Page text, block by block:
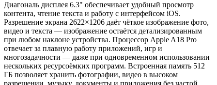
Диагональ дисплея 6.3" обеспечивает удобный просмотр
контента, чтение текста и работу с интерфейсом iOS.
Разрешение экрана 2622×1206 даёт чёткое изображение фото,
видео и текста — изображение остаётся детализированным
при любом наклоне устройства. Процессор Apple A18 Pro
отвечает за плавную работу приложений, игр и
многозадачности — даже при одновременном использовании
нескольких ресурсоёмких программ. Встроенная память 512
ГБ позволяет хранить фотографии, видео в высоком
разрешении, музыку, документы и приложения без частой